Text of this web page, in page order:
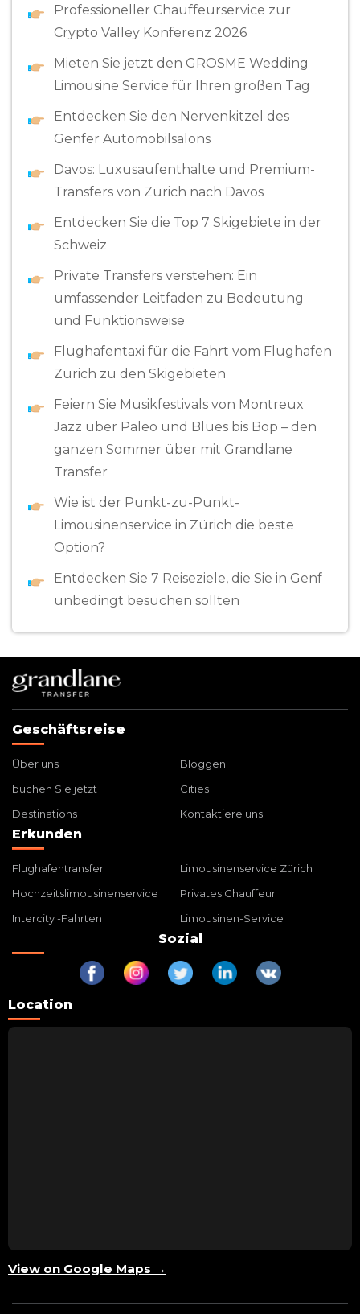
Professioneller Chauffeurservice zur
Crypto Valley Konferenz 2026
Mieten Sie jetzt den GROSME Wedding
Limousine Service für Ihren großen Tag
Entdecken Sie den Nervenkitzel des
Genfer Automobilsalons
Davos: Luxusaufenthalte und Premium-
Transfers von Zürich nach Davos
Entdecken Sie die Top 7 Skigebiete in der
Schweiz
Private Transfers verstehen: Ein
umfassender Leitfaden zu Bedeutung
und Funktionsweise
Flughafentaxi für die Fahrt vom Flughafen
Zürich zu den Skigebieten
Feiern Sie Musikfestivals von Montreux
Jazz über Paleo und Blues bis Bop – den
ganzen Sommer über mit Grandlane
Transfer
Wie ist der Punkt-zu-Punkt-
Limousinenservice in Zürich die beste
Option?
Entdecken Sie 7 Reiseziele, die Sie in Genf
unbedingt besuchen sollten
Geschäftsreise
Über uns
Bloggen
buchen Sie jetzt
Cities
Destinations
Kontaktiere uns
Erkunden
Flughafentransfer
Limousinenservice Zürich
Hochzeitslimousinenservice
Privates Chauffeur
Intercity -Fahrten
Limousinen-Service
Sozial
Location
View on Google Maps →